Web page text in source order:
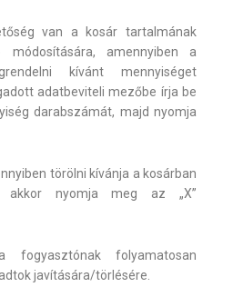
van a kosár tartalmának
módosítására, amennyiben a
kívánt mennyiséget
adatbeviteli mezőbe írja be
darabszámát, majd nyomja
törölni kívánja a kosárban
akkor nyomja meg az „X”
folyamatosan
javítására/törlésére.